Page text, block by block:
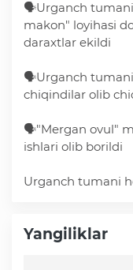
«Ochiq
Ochiq budjet
Davlat xizmatlar
🗣Urganch tumani
makon" loyihasi
daraxtlar ekildi
🗣Urganch tumani
chiqindilar olib
🗣"Mergan ovul"
ishlari olib borildi
Urganch tumani
Yangiliklar